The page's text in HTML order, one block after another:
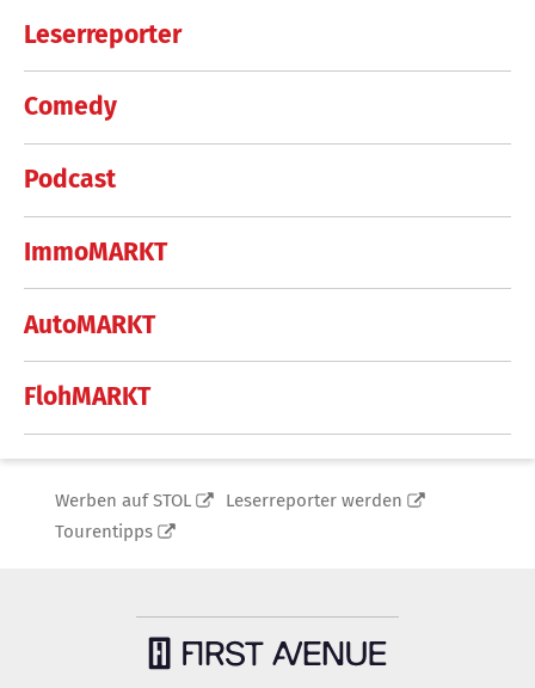
Leserreporter
Comedy
Podcast
ImmoMARKT
AutoMARKT
FlohMARKT
Werben auf STOL
Leserreporter werden
Tourentipps